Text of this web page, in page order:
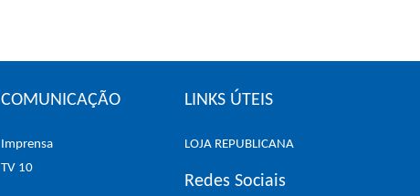
COMUNICAÇÃO
Imprensa
TV 10
LINKS ÚTEIS
LOJA REPUBLICANA
Redes Sociais